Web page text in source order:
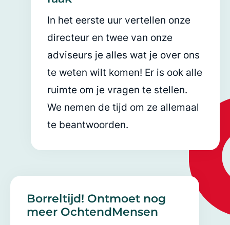
In het eerste uur vertellen onze
directeur en twee van onze
adviseurs je alles wat je over ons
te weten wilt komen! Er is ook alle
ruimte om je vragen te stellen.
We nemen de tijd om ze allemaal
te beantwoorden.
Borreltijd! Ontmoet nog
meer OchtendMensen